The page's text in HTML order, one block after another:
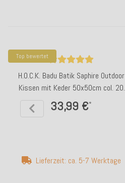
Top bewertet
H.O.C.K. Badu Batik Saphire Outdoor
Kissen mit Keder 50x50cm col. 20
orange
33,99 €*
Lieferzeit: ca. 5-7 Werktage